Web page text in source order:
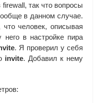
так что вопросы
в данном случае.
человек, описывая
в настройке пира
. Я проверил у себя
invite. Добавил к нему